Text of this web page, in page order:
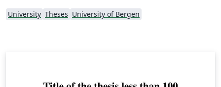
University Theses University of Bergen